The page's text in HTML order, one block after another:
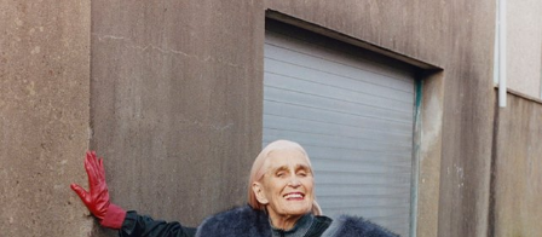
ИСТОРИИ БРЕНДОВ
О ПРОЕКТЕ
РЕКЛАМА
КОНТАКТЫ